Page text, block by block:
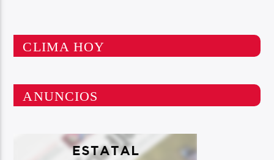
CLIMA HOY
ANUNCIOS